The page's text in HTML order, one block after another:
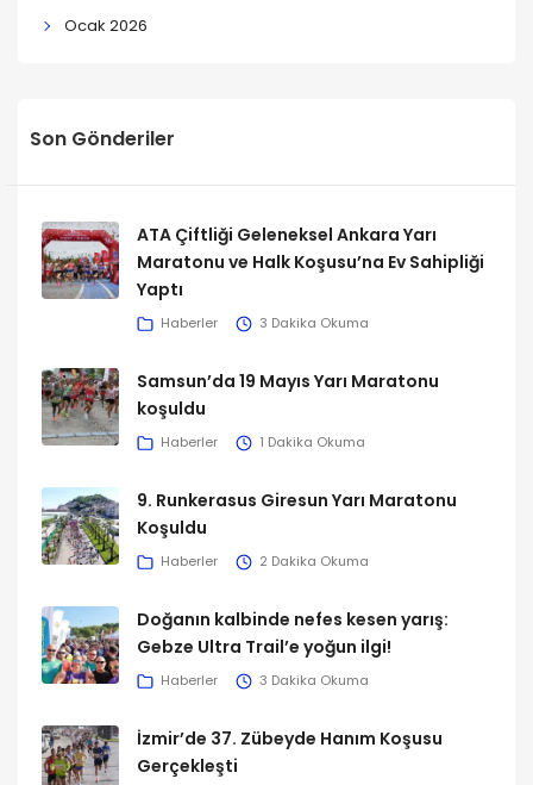
Ocak 2026
Son Gönderiler
ATA Çiftliği Geleneksel Ankara Yarı
Maratonu ve Halk Koşusu’na Ev Sahipliği
Yaptı
Haberler 3 Dakika Okuma
Samsun’da 19 Mayıs Yarı Maratonu
koşuldu
Haberler 1 Dakika Okuma
9. Runkerasus Giresun Yarı Maratonu
Koşuldu
Haberler 2 Dakika Okuma
Doğanın kalbinde nefes kesen yarış:
Gebze Ultra Trail’e yoğun ilgi!
Haberler 3 Dakika Okuma
İzmir’de 37. Zübeyde Hanım Koşusu
Gerçekleşti